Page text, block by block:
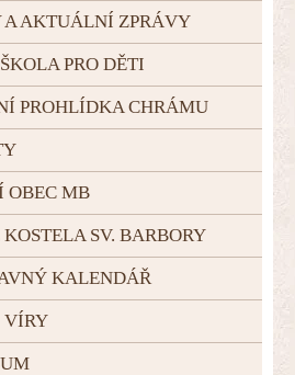
AKTUÁLNÍ ZPRÁVY
PRO DĚTI
PROHLÍDKA CHRÁMU
OBEC MB
SV. BARBORY
KALENDÁŘ